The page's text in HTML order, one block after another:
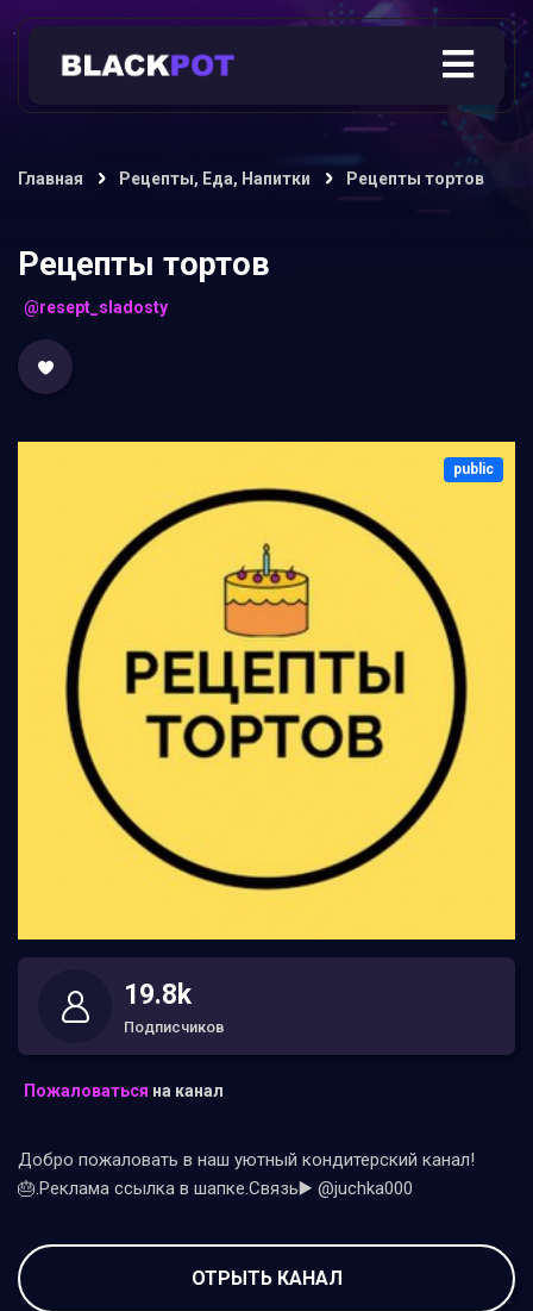
Главная Рецепты, Еда, Напитки Рецепты тортов
Рецепты тортов
@resept_sladosty
public
19.8k
Подписчиков
Пожаловаться на канал
Добро пожаловать в наш уютный кондитерский канал!
🎂.Реклама ссылка в шапке.Связь▶️ @juchka000
ОТРЫТЬ КАНАЛ